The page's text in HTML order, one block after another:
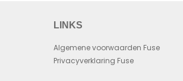
LINKS
Algemene voorwaarden Fuse
Privacyverklaring Fuse